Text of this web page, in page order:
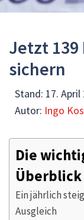
Jetzt 139
sichern
Stand: 17. April
Autor: Ingo
Die
Überblick
Ein jährlich
Ausgleich